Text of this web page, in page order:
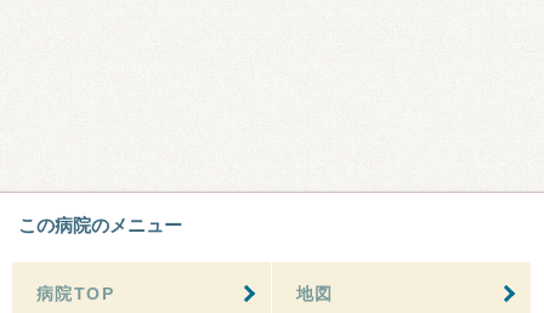
この病院のメニュー
病院TOP 地図